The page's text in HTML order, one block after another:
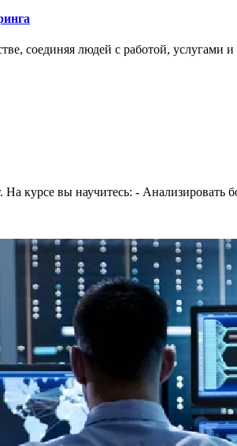
соединяя людей с работой,
На курсе вы научитесь: -